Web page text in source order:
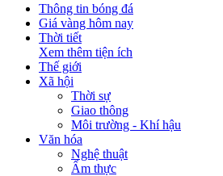
Thông tin bóng đá
Giá vàng hôm nay
Thời tiết
Xem thêm tiện ích
Thế giới
Xã hội
Thời sự
Giao thông
Môi trường - Khí hậu
Văn hóa
Nghệ thuật
Ẩm thực